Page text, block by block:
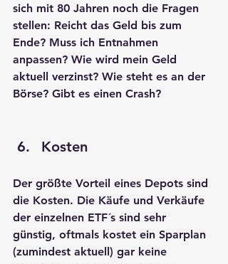
sich mit 80 Jahren noch die Fragen
stellen: Reicht das Geld bis zum
Ende? Muss ich Entnahmen
anpassen? Wie wird mein Geld
aktuell verzinst? Wie steht es an der
Börse? Gibt es einen Crash?
Kosten
Der größte Vorteil eines Depots sind
die Kosten. Die Käufe und Verkäufe
der einzelnen ETF´s sind sehr
günstig, oftmals kostet ein Sparplan
(zumindest aktuell) gar keine